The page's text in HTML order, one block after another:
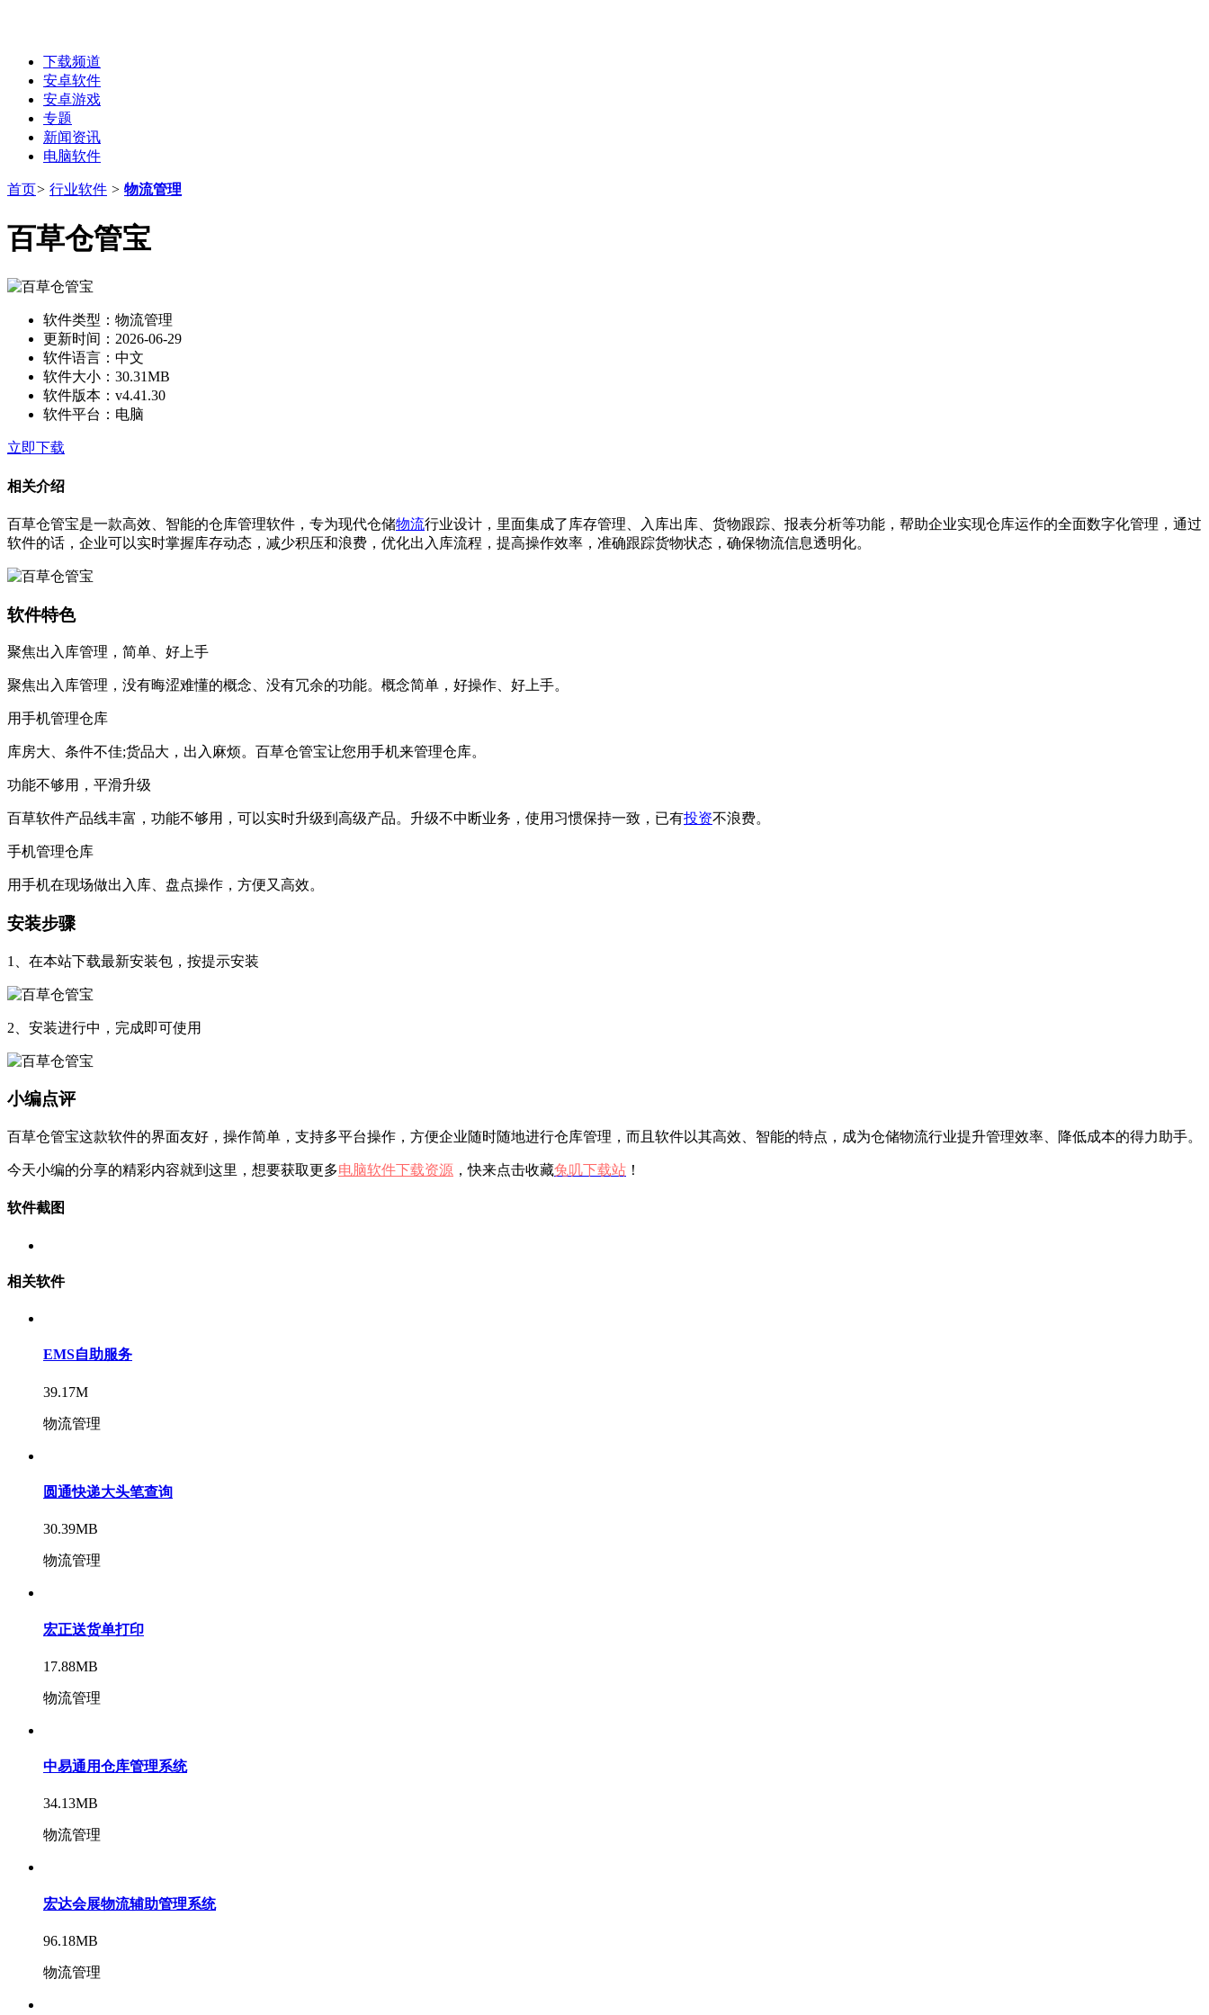
下载频道
安卓软件
安卓游戏
专题
新闻资讯
电脑软件
首页> 行业软件 > 物流管理
百草仓管宝
软件类型： 物流管理
更新时间： 2026-06-29
软件语言： 中文
软件大小： 30.31MB
软件版本： v4.41.30
软件平台： 电脑
立即下载
相关介绍
百草仓管宝是一款高效、智能的仓库管理软件，专为现代仓储物流行业设计，里面集成了库存管理、入库出库、货物跟踪、报表分析等功能，帮助企业实现仓库运作的全面数字化管理，通过
软件的话，企业可以实时掌握库存动态，减少积压和浪费，优化出入库流程，提高操作效率，准确跟踪货物状态，确保物流信息透明化。
软件特色
聚焦出入库管理，简单、好上手
聚焦出入库管理，没有晦涩难懂的概念、没有冗余的功能。概念简单，好操作、好上手。
用手机管理仓库
库房大、条件不佳;货品大，出入麻烦。百草仓管宝让您用手机来管理仓库。
功能不够用，平滑升级
百草软件产品线丰富，功能不够用，可以实时升级到高级产品。升级不中断业务，使用习惯保持一致，已有投资不浪费。
手机管理仓库
用手机在现场做出入库、盘点操作，方便又高效。
安装步骤
1、在本站下载最新安装包，按提示安装
2、安装进行中，完成即可使用
小编点评
百草仓管宝这款软件的界面友好，操作简单，支持多平台操作，方便企业随时随地进行仓库管理，而且软件以其高效、智能的特点，成为仓储物流行业提升管理效率、降低成本的得力助手。
今天小编的分享的精彩内容就到这里，想要获取更多电脑软件下载资源 ，快来点击收藏兔叽下载站 ！
软件截图
相关软件
EMS自助服务
39.17M
物流管理
圆通快递大头笔查询
30.39MB
物流管理
宏正送货单打印
17.88MB
物流管理
中易通用仓库管理系统
34.13MB
物流管理
宏达会展物流辅助管理系统
96.18MB
物流管理